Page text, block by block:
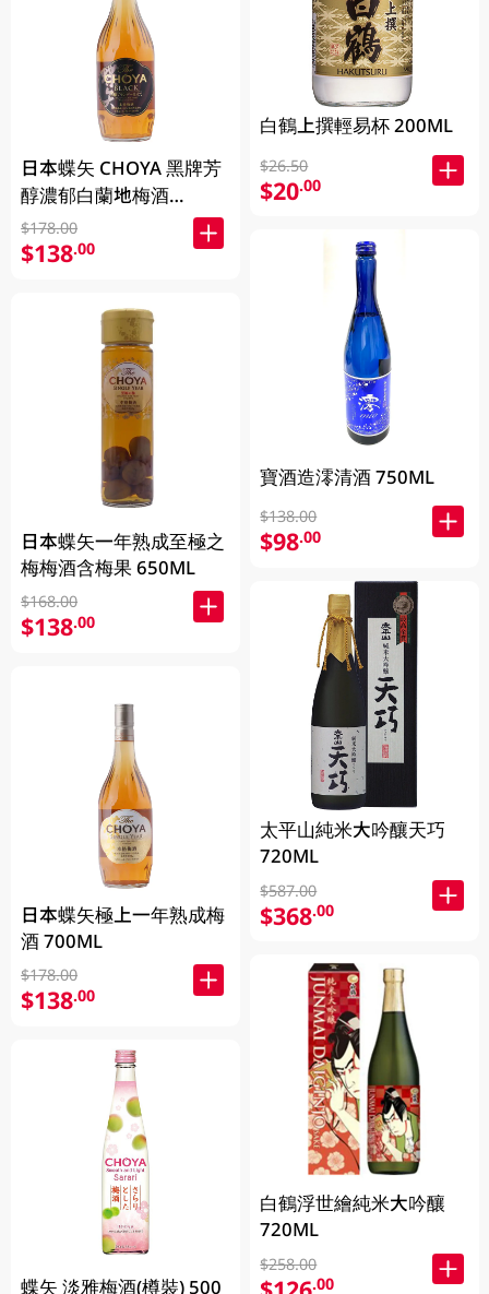
日本蝶矢 CHOYA 黑牌芳
醇濃郁白蘭地梅酒
700ML
$178.00
$138.00
日本蝶矢一年熟成至極之
梅梅酒含梅果 650ML
$168.00
$138.00
日本蝶矢極上一年熟成梅
酒 700ML
$178.00
$138.00
蝶矢 淡雅梅酒(樽裝) 500
白鶴上撰輕易杯 200ML
$26.50
$20.00
寶酒造澪清酒 750ML
$138.00
$98.00
太平山純米大吟釀天巧
720ML
$587.00
$368.00
白鶴浮世繪純米大吟釀
720ML
$258.00
.00